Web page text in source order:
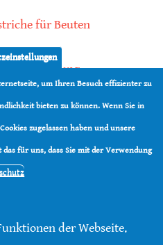
für Beuten
Haltung
Vertrauenssache
um Ihren Besuch effizienter zu
bieten zu können. Wenn Sie in
zugelassen haben und unsere
für uns, dass Sie mit der Verwendung
der Webseite.